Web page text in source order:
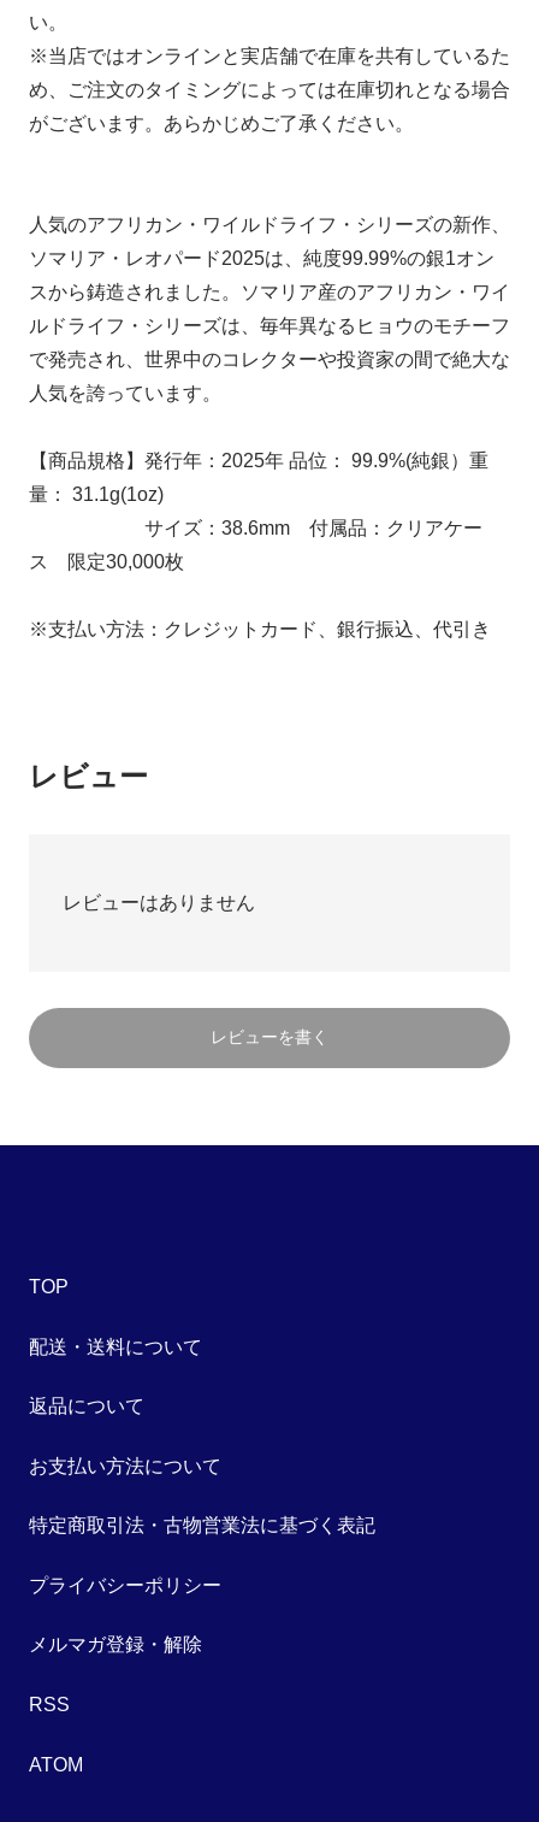
い。
※当店ではオンラインと実店舗で在庫を共有しているた
め、ご注文のタイミングによっては在庫切れとなる場合
がございます。あらかじめご了承ください。
人気のアフリカン・ワイルドライフ・シリーズの新作、
ソマリア・レオパード2025は、純度99.99%の銀1オン
スから鋳造されました。ソマリア産のアフリカン・ワイ
ルドライフ・シリーズは、毎年異なるヒョウのモチーフ
で発売され、世界中のコレクターや投資家の間で絶大な
人気を誇っています。
【商品規格】発行年：2025年 品位： 99.9%(純銀）重
量： 31.1g(1oz)
サイズ：38.6mm 付属品：クリアケー
ス 限定30,000枚
※支払い方法：クレジットカード、銀行振込、代引き
レビュー
レビューはありません
レビューを書く
TOP
配送・送料について
返品について
お支払い方法について
特定商取引法・古物営業法に基づく表記
プライバシーポリシー
メルマガ登録・解除
RSS
ATOM